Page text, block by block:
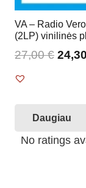
VA – Radio
(2LP) vinilinės
27,00€ 24,30
Daugiau
No ratings